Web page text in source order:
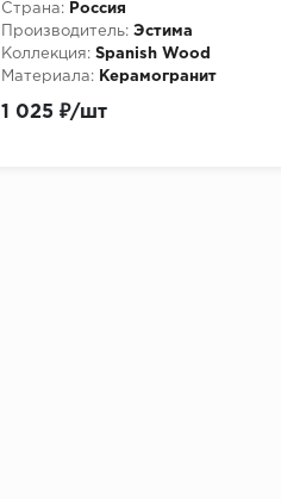
Страна:
Россия
Производитель: Эстима
Коллекция: Spanish Wood
Материала:
Керамогранит
http://pixmosaic.ruМозаика
1 025 ₽/шт